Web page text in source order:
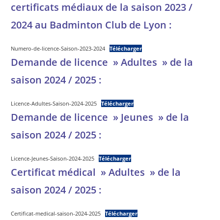
certificats médiaux de la saison 2023 /
2024 au Badminton Club de Lyon :
Numero-de-licence-Saison-2023-2024 Télécharger
Demande de licence » Adultes » de la
saison 2024 / 2025 :
Licence-Adultes-Saison-2024-2025 Télécharger
Demande de licence » Jeunes » de la
saison 2024 / 2025 :
Licence-Jeunes-Saison-2024-2025 Télécharger
Certificat médical » Adultes » de la
saison 2024 / 2025 :
Certificat-medical-saison-2024-2025 Télécharger